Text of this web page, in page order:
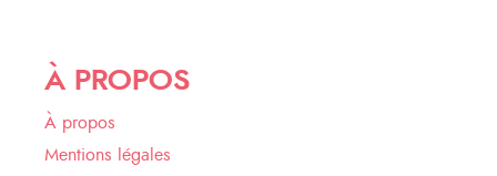
À PROPOS
À propos
Mentions légales